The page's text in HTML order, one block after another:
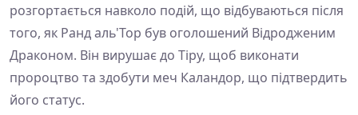
розгортається навколо подій, що відбуваються після
того, як Ранд аль'Тор був оголошений Відродженим
Драконом. Він вирушає до Тіру, щоб виконати
пророцтво та здобути меч Каландор, що підтвердить
його статус.